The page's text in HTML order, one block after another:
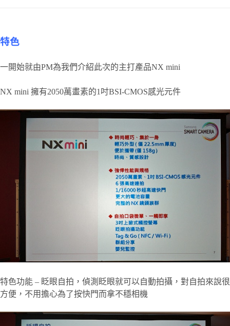
特色
一開始就由PM為我們介紹此次的主打產品NX mini
NX mini 擁有2050萬畫素的1吋BSI-CMOS感光元件
特色功能 – 眨眼自拍，偵測眨眼就可以自動拍攝，對自拍來說很
方便，不用擔心為了按快門而拿不穩相機